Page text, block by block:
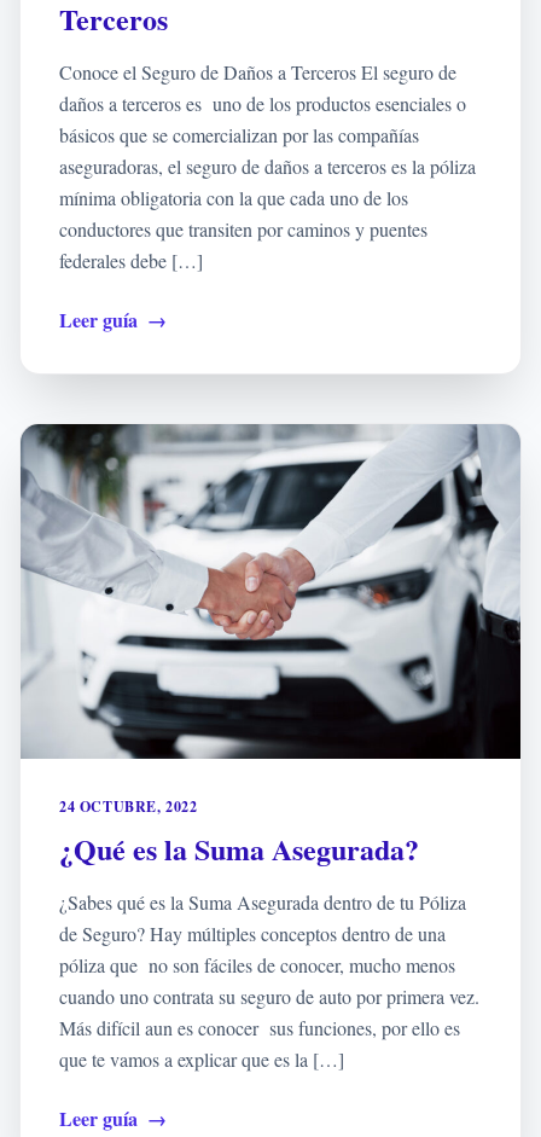
Terceros
Conoce el Seguro de Daños a Terceros El seguro de
daños a terceros es uno de los productos esenciales o
básicos que se comercializan por las compañías
aseguradoras, el seguro de daños a terceros es la póliza
mínima obligatoria con la que cada uno de los
conductores que transiten por caminos y puentes
federales debe […]
Leer guía →
24 OCTUBRE, 2022
¿Qué es la Suma Asegurada?
¿Sabes qué es la Suma Asegurada dentro de tu Póliza
de Seguro? Hay múltiples conceptos dentro de una
póliza que no son fáciles de conocer, mucho menos
cuando uno contrata su seguro de auto por primera vez.
Más difícil aun es conocer sus funciones, por ello es
que te vamos a explicar que es la […]
Leer guía →